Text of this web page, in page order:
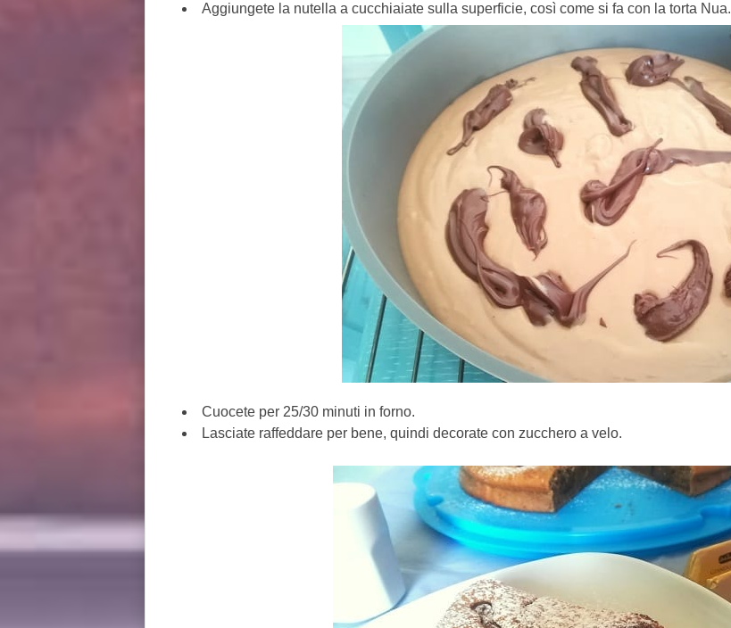
Aggiungete la nutella a cucchiaiate sulla superficie, così come si fa con la torta Nua.
Cuocete per 25/30 minuti in forno.
Lasciate raffeddare per bene, quindi decorate con zucchero a velo.